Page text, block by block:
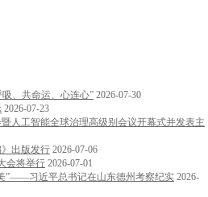
、共命运、心连心” 2026-07-30
2026-07-23
人工智能全球治理高级别会议开幕式并发表主
》出版发行 2026-07-06
会将举行 2026-07-01
”——习近平总书记在山东德州考察纪实 2026-